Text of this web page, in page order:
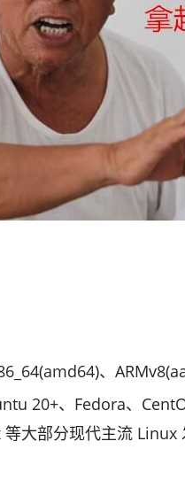
、
20+、Fedora、
大部分现代主流 Linux